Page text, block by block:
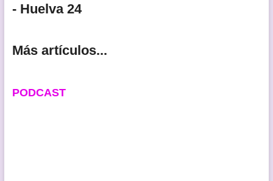
- Huelva 24
Más artículos...
PODCAST